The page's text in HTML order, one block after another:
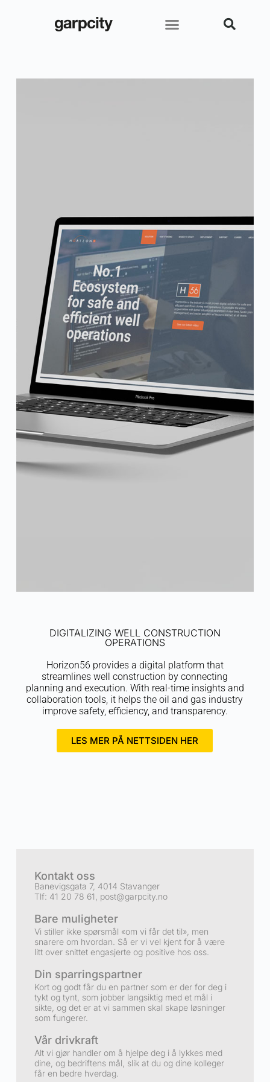
DIGITALIZING WELL CONSTRUCTION
OPERATIONS
Horizon56 provides a digital platform that
streamlines well construction by connecting
planning and execution. With real-time insights and
collaboration tools, it helps the oil and gas industry
improve safety, efficiency, and transparency.
LES MER PÅ NETTSIDEN HER
Kontakt oss
Banevigsgata 7, 4014 Stavanger
Tlf: 41 20 78 61, post@garpcity.no
Bare muligheter
Vi stiller ikke spørsmål «om vi får det til», men
snarere om hvordan. Så er vi vel kjent for å være
litt over snittet engasjerte og positive hos oss.
Din sparringspartner
Kort og godt får du en partner som er der for deg i
tykt og tynt, som jobber langsiktig med et mål i
sikte, og det er at vi sammen skal skape løsninger
som fungerer.
Vår drivkraft
Alt vi gjør handler om å hjelpe deg i å lykkes med
dine, og bedriftens mål, slik at du og dine kolleger
får en bedre hverdag.